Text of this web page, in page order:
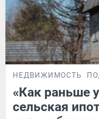
НЕДВИЖИМОСТЬ
«Как раньше
сельская